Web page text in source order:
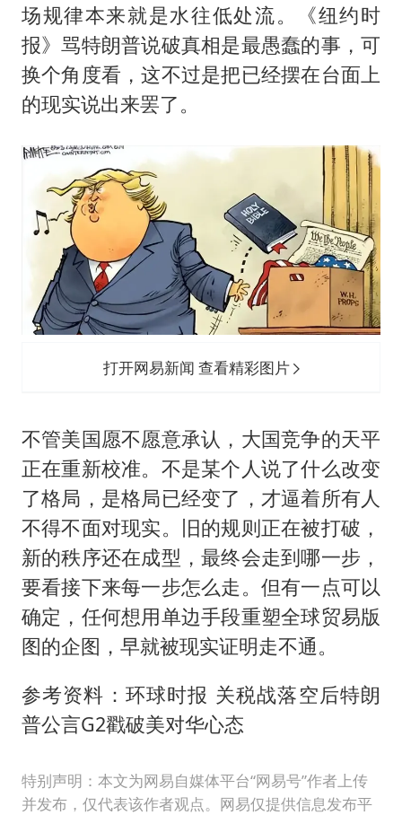
场规律本来就是水往低处流。《纽约时
报》骂特朗普说破真相是最愚蠢的事，可
换个角度看，这不过是把已经摆在台面上
的现实说出来罢了。
打开网易新闻 查看精彩图片
不管美国愿不愿意承认，大国竞争的天平
正在重新校准。不是某个人说了什么改变
了格局，是格局已经变了，才逼着所有人
不得不面对现实。旧的规则正在被打破，
新的秩序还在成型，最终会走到哪一步，
要看接下来每一步怎么走。但有一点可以
确定，任何想用单边手段重塑全球贸易版
图的企图，早就被现实证明走不通。
参考资料：环球时报 关税战落空后特朗
普公言G2戳破美对华心态
特别声明：本文为网易自媒体平台“网易号”作者上传
并发布，仅代表该作者观点。网易仅提供信息发布平